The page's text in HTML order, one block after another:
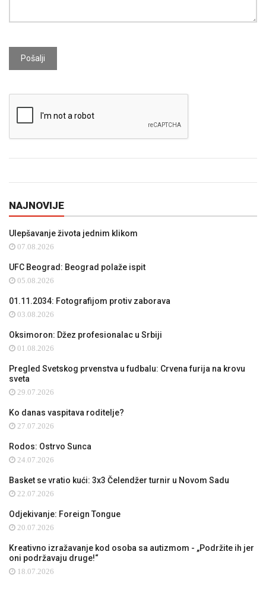
Pošalji
NAJNOVIJE
Ulepšavanje života jednim klikom
07.08.2026
UFC Beograd: Beograd polaže ispit
05.08.2026
01.11.2034: Fotografijom protiv zaborava
03.08.2026
Oksimoron: Džez profesionalac u Srbiji
01.08.2026
Pregled Svetskog prvenstva u fudbalu: Crvena furija na krovu
sveta
29.07.2026
Ko danas vaspitava roditelje?
27.07.2026
Rodos: Ostrvo Sunca
24.07.2026
Basket se vratio kući: 3x3 Čelendžer turnir u Novom Sadu
22.07.2026
Odjekivanje: Foreign Tongue
20.07.2026
Kreativno izražavanje kod osoba sa autizmom - „Podržite ih jer
oni podržavaju druge!“
18.07.2026